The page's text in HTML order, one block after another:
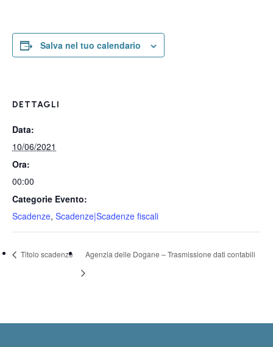
Salva nel tuo calendario
DETTAGLI
Data:
10/06/2021
Ora:
00:00
Categorie Evento:
Scadenze, Scadenze|Scadenze fiscali
Titolo scadenze Agenzia delle Dogane – Trasmissione dati contabili